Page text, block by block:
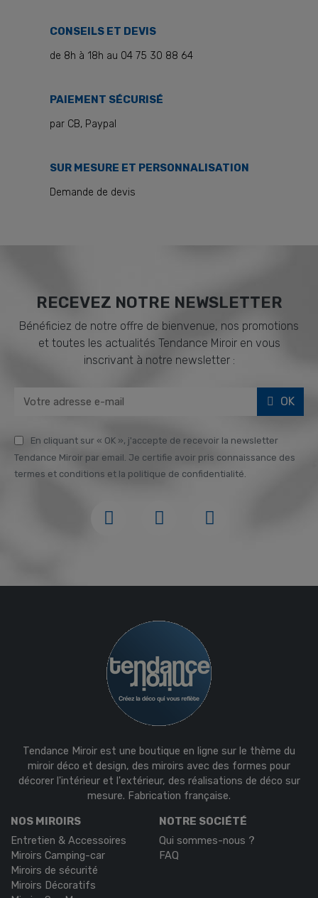
CONSEILS ET DEVIS
de 8h à 18h au 04 75 30 88 64
PAIEMENT SÉCURISÉ
par CB, Paypal
SUR MESURE ET PERSONNALISATION
Demande de devis
RECEVEZ NOTRE NEWSLETTER
Bénéficiez de notre offre de bienvenue, nos promotions
et toutes les actualités Tendance Miroir en vous
inscrivant à notre newsletter :
OK
En cliquant sur « OK », j'accepte de recevoir la newsletter
Tendance Miroir par email. Je certifie avoir pris connaissance des
termes et conditions et la politique de confidentialité.
Tendance Miroir est une boutique en ligne sur le thème du
miroir déco et design, des miroirs avec des formes pour
décorer l'intérieur et l'extérieur, des réalisations de déco sur
mesure. Fabrication française.
NOS MIROIRS
Entretien & Accessoires
Miroirs Camping-car
Miroirs de sécurité
Miroirs Décoratifs
NOTRE SOCIÉTÉ
Qui sommes-nous ?
FAQ